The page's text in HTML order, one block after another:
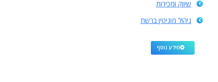
שיווק ומכירות
ניהול מוניטין ברשת
מידע נוסף